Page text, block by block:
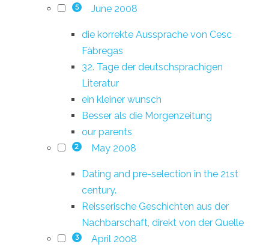
5 June 2008
die korrekte Aussprache von Cesc
Fàbregas
32. Tage der deutschsprachigen
Literatur
ein kleiner wunsch
Besser als die Morgenzeitung
our parents
2 May 2008
Dating and pre-selection in the 21st
century.
Reisserische Geschichten aus der
Nachbarschaft, direkt von der Quelle
3 April 2008